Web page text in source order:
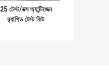
25 টেস্ট/বক্স অ্যান্টিজেন
র‌্যাপিড টেস্ট কিট